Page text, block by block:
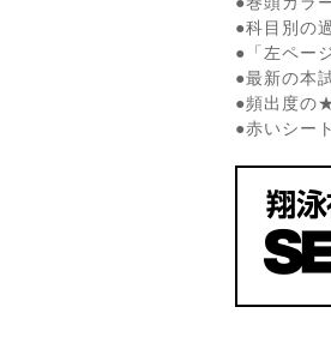
●科目別の
●「左ペー
●最新の本
●頻出度の
●赤いシー